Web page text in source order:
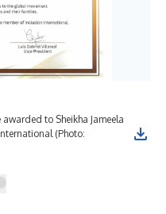
to Sheikha Jameela
(Photo: